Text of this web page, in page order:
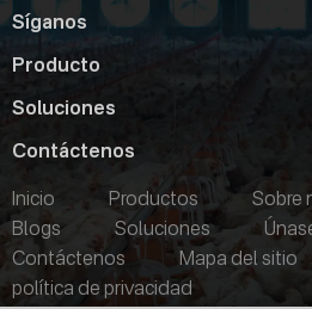
Síganos
Producto
Soluciones
Contáctenos
Inicio
Productos
Sobre
Blogs
Soluciones
Contáctenos
Mapa del sitio
política de privacidad